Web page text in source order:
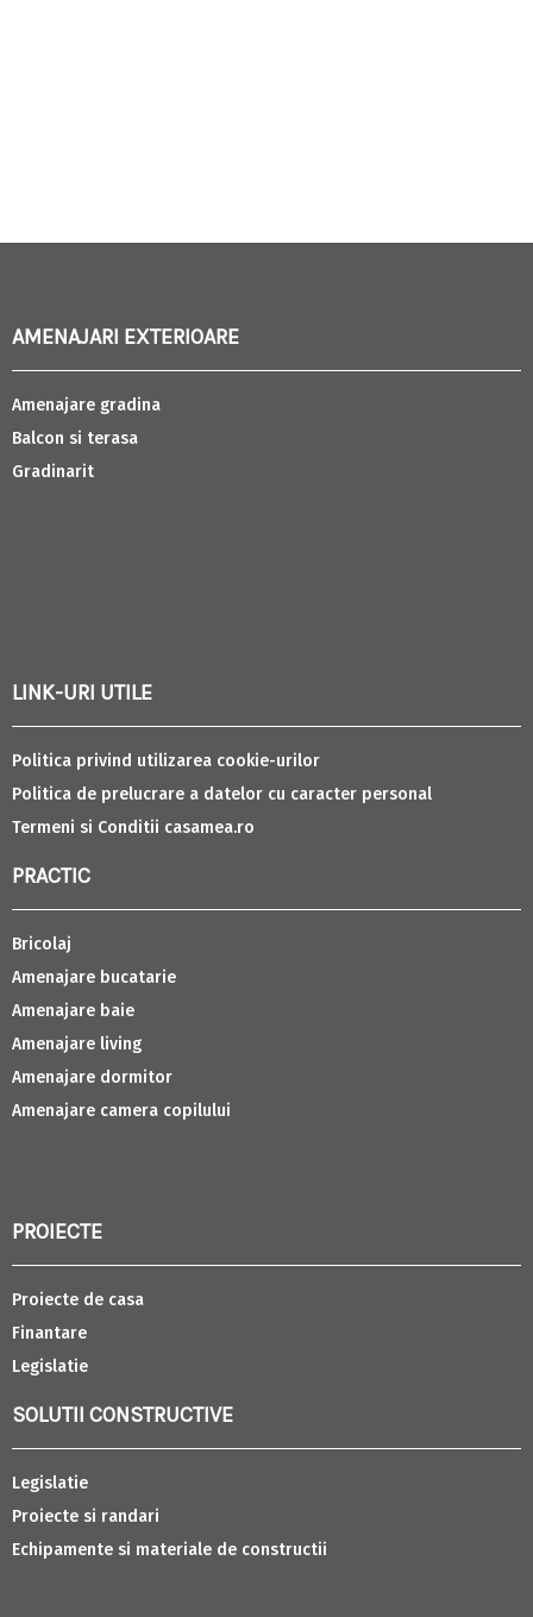
AMENAJARI EXTERIOARE
Amenajare gradina
Balcon si terasa
Gradinarit
LINK-URI UTILE
Politica privind utilizarea cookie-urilor
Politica de prelucrare a datelor cu caracter personal
Termeni si Conditii casamea.ro
PRACTIC
Bricolaj
Amenajare bucatarie
Amenajare baie
Amenajare living
Amenajare dormitor
Amenajare camera copilului
PROIECTE
Proiecte de casa
Finantare
Legislatie
SOLUTII CONSTRUCTIVE
Legislatie
Proiecte si randari
Echipamente si materiale de constructii